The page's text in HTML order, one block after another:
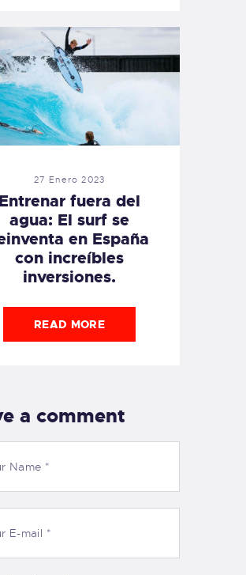
27 Enero 2023
Entrenar fuera del
agua: El surf se
en España
con increíbles
inversiones.
READ MORE
a comment